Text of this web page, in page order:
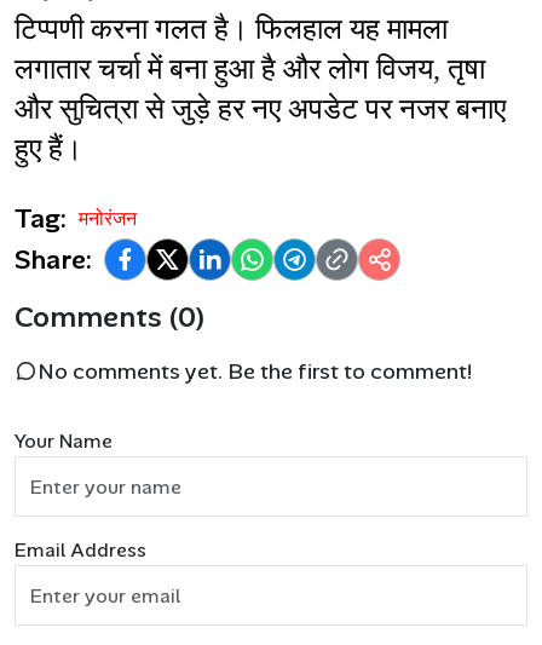
टिप्पणी करना गलत है। फिलहाल यह मामला
लगातार चर्चा में बना हुआ है और लोग विजय, तृषा
और सुचित्रा से जुड़े हर नए अपडेट पर नजर बनाए
हुए हैं।
Tag: मनोरंजन
Share:
Comments (0)
No comments yet. Be the first to comment!
Your Name
Email Address